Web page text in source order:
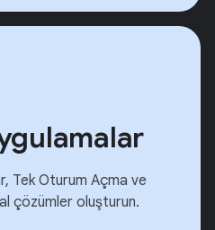
Tek Oturum Açma ve
çözümler oluşturun.